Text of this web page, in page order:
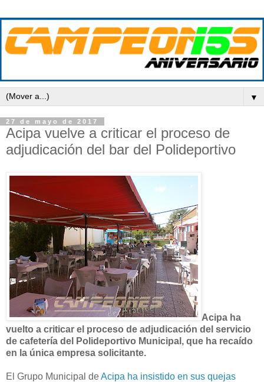
▼
27 de mayo de 2017
Acipa vuelve a criticar el proceso de
adjudicación del bar del Polideportivo
Acipa ha
vuelto a criticar el proceso de adjudicación del servicio
de cafetería del Polideportivo Municipal, que ha recaído
en la única empresa solicitante.
El Grupo Municipal deAcipa ha insistido en sus quejas